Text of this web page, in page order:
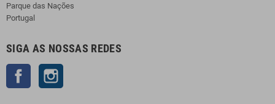
Parque das Nações
Portugal
SIGA AS NOSSAS REDES
Facebook